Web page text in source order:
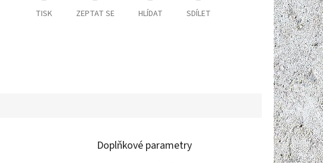
TISK ZEPTAT SE HLÍDAT SDÍLET
Doplňkové parametry